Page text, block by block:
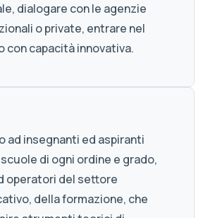
dialogare con le agenzie
o private, entrare nel
con capacità innovativa.
ad insegnanti ed aspiranti
di ogni ordine e grado,
operatori del settore
della formazione, che